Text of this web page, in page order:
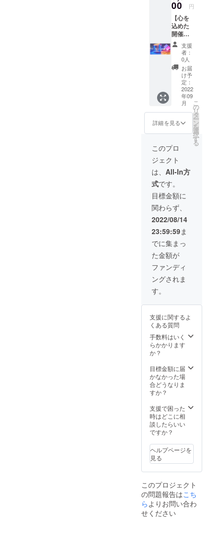
ディン
グ終了
後に郵
送にて
お礼の
メッ
セージ
と コト
ナリエ
2022の
イルミ
ネー
ション
風景入
のポス
トカー
お送り
いたし
ます。
お気持
ちでの
ご支援
をよろ
しくお
願いし
ます。
※お届け
先住所
の入力
をお願
い致し
ます。
00 円
【心を
込めた
開催報
告書 ＋
コトナ
リエオ
リジナ
ルポス
トカー
ド】 ご
支援い
ただい
た方
に、ク
ラウド
ファン
ディン
グ終了
後に郵
送にて
開催報
告書
（A4用
紙３枚
程度）
と コト
ナリエ
2022の
イルミ
ネー
ション
風景入
のポス
トカー
お送り
ます。
お気持
ちでの
ご支援
をよろ
願いし
ます。
※お届け
先住所
をお願
い致し
ます。
支援
者：
0人
お届
け予
定：
2022
年09
月
詳細を見る
こ
の
リ
タ
ー
ン
を
選
択
す
る
このプロ
ジェクト
は、 All-In方
式です。
目標金額に
関わらず、
2022/08/14
23:59:59ま
でに集まっ
た金額が
ファンディ
ングされま
す。
支援に関するよ
くある質問
手数料はいく
らかかります
か？
目標金額に届
かなかった場
合どうなりま
すか？
支援で困った
時はどこに相
談したらいい
ですか？
ヘルプページを
見る
このプロジェクト
の問題報告はこち
ら よりお問い合わ
せください